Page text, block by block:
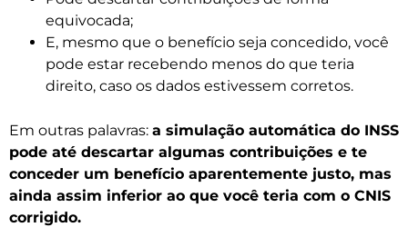
equivocada;
E, mesmo que o benefício seja concedido, você
pode estar recebendo menos do que teria
direito, caso os dados estivessem corretos.
Em outras palavras: a simulação automática do INSS
pode até descartar algumas contribuições e te
conceder um benefício aparentemente justo, mas
ainda assim inferior ao que você teria com o CNIS
corrigido.